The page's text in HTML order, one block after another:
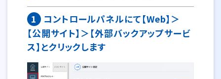
1
コントロールパネルにて【Web】＞
【公開サイト】＞【外部バックアップサービ
ス】とクリックします